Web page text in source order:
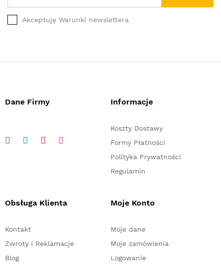
Akceptuję Warunki newslettera
Dane Firmy Informacje
Koszty Dostawy
Formy Płatności
Polityka Prywatności
Regulamin
Obsługa Klienta
Kontakt
Zwroty i Reklamacje
Blog
Moje Konto
Moje dane
Moje zamówienia
Logowanie